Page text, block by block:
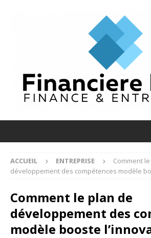
ACCUEIL ENTREPRISE
Comment
développement des compétences modèle
Comment le plan de
développement des
modèle booste